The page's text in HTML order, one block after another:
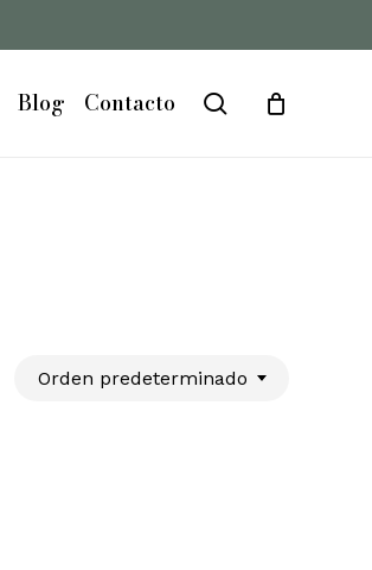
Blog Contacto search
Close
Orden predeterminado